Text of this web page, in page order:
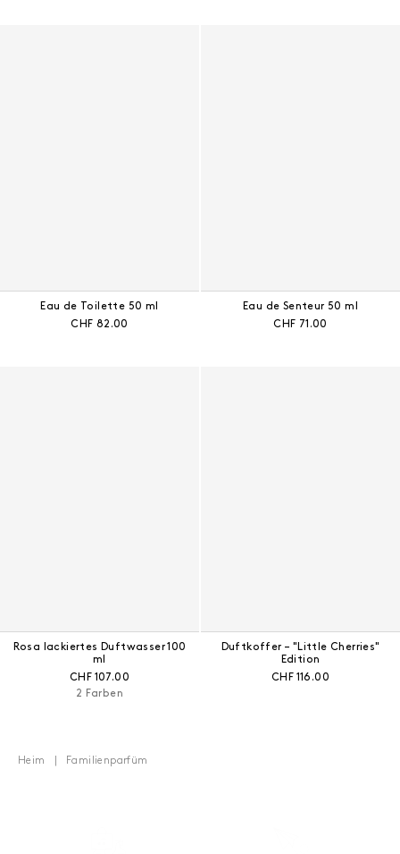
Eau de Toilette 50 ml
Aktueller Preis:
CHF 82.00
Eau de Senteur 50 ml
Aktueller Preis:
CHF 71.00
Rosa lackiertes Duftwasser 100
ml
Aktueller Preis:
CHF 107.00
2 Farben
Duftkoffer – "Little Cherries"
Edition
Aktueller Preis:
CHF 116.00
Heim Familienparfüm